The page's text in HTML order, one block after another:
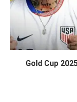
Gold Cup